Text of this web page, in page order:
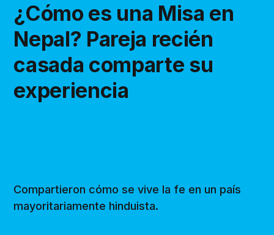
¿Cómo es una Misa en
Nepal? Pareja recién
casada comparte su
experiencia
Compartieron cómo se vive la fe en un país
mayoritariamente hinduista.